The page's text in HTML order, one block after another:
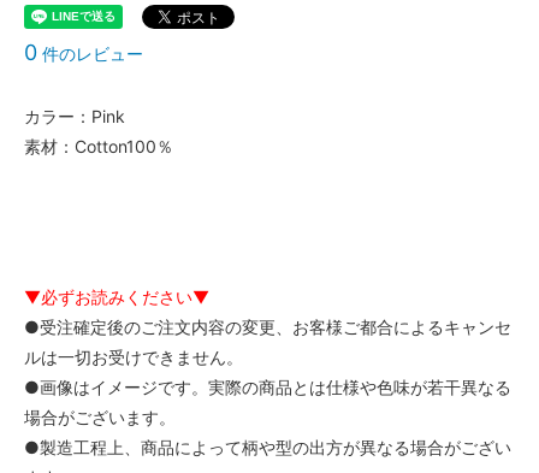
0 件のレビュー
カラー：Pink
素材：Cotton100％
▼必ずお読みください▼
●受注確定後のご注文内容の変更、お客様ご都合によるキャンセ
ルは一切お受けできません。
●画像はイメージです。実際の商品とは仕様や色味が若干異なる
場合がございます。
●製造工程上、商品によって柄や型の出方が異なる場合がござい